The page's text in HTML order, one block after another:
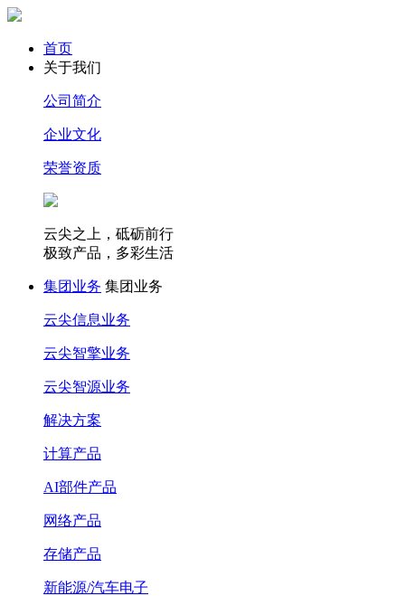
首页
关于我们
公司简介
企业文化
荣誉资质
云尖之上，砥砺前行
极致产品，多彩生活
集团业务 集团业务
云尖信息业务
云尖智擎业务
云尖智源业务
解决方案
计算产品
AI部件产品
网络产品
存储产品
新能源/汽车电子